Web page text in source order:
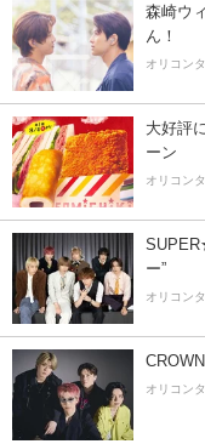
森崎ウ
ん！
オリコン
大好評
ーン
オリコン
ー”
オリコン
オリコン